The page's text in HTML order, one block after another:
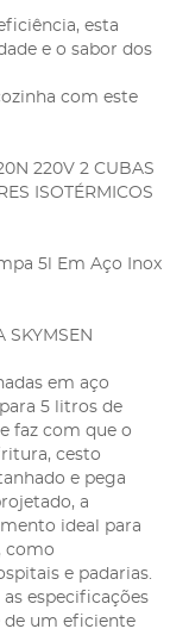
esta
e o sabor dos
com este
220V 2 CUBAS
ISOTÉRMICOS
5l Em Aço Inox
SKYMSEN
em aço
5 litros de
faz com que o
cesto
e pega
a
ideal para
como
e padarias.
especificações
de um eficiente